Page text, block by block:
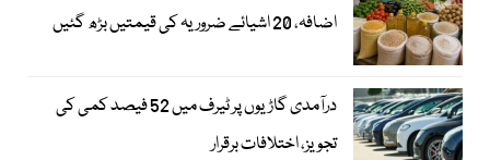
اضافہ، 20 اشیائے ضروریہ کی قیمتیں بڑھ گئیں
درآمدی گاڑیوں پر ٹیرف میں 52 فیصد کمی کی
تجویز، اختلافات برقرار